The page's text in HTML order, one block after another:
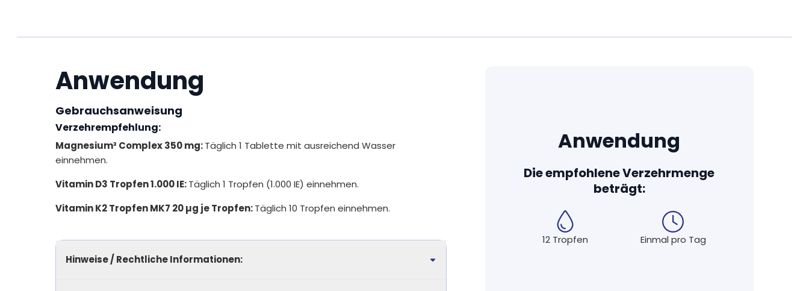
Magnesium trägt zu einer normalen Muskelfunktion bei.
Magnesium trägt zu einer normalen Funktion des Nervensystems bei.
Magnesium trägt zur Verringerung von Müdigkeit und Ermüdung bei.
Akazienfaser.
Alle Produkte sind so rein wie möglich: die Kraft und Verträglichkeit der Wirkstoffe
stehen im Vordergrund. Fast alle unsere Nahrungsergänzungsmittel sind frei von
Gluten, Laktose und anderen kennzeichnungspflichtigen Allergenen.
Unsere Nahrungsergänzungsmittel werden von unabhängigen und akkreditierten
Laboren in Deutschland geprüft. Für eine Top-Qualität, auf die Sie sich verlassen
können. Fast alle Produkte sind für Vegetarier bzw. Veganer geeignet. Bei den wenigen
Produkten, bei denen wir nicht auf Gelatine als Kapselhülle verzichten können,
Anwendung
Die empfohlene Verzehrmenge
beträgt:
12 Tropfen Einmal pro Tag
Anwendung
Gebrauchsanweisung
Verzehrempfehlung:
Magnesium³ Complex 350 mg:Täglich 1 Tablette mit ausreichend Wasser
einnehmen.
Vitamin D3 Tropfen 1.000 IE:Täglich 1 Tropfen (1.000 IE) einnehmen.
Vitamin K2 Tropfen MK7 20 µg je Tropfen:Täglich 10 Tropfen einnehmen.
Hinweise / Rechtliche Informationen: